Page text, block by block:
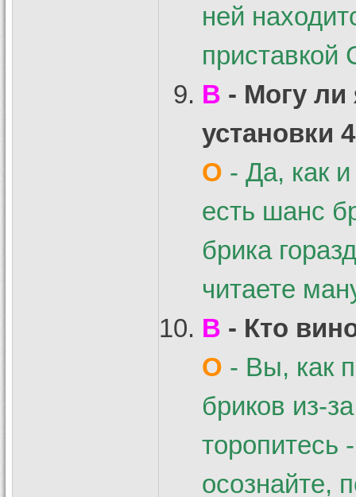
ней
приставкой
В - Могу ли
установки
О - Да, как
есть шанс
брика
читаете
В - Кто
О - Вы, как
бриков из-
торопитесь
осознайте,